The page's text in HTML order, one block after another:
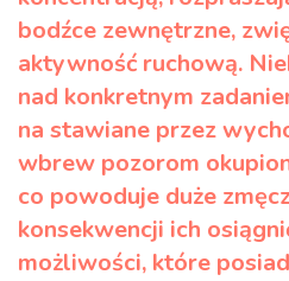
bodźce zewnętrzne,
aktywność ruchową.
nad konkretnym
na stawiane przez
wbrew pozorom
co powoduje duże
konsekwencji ich
możliwości, które